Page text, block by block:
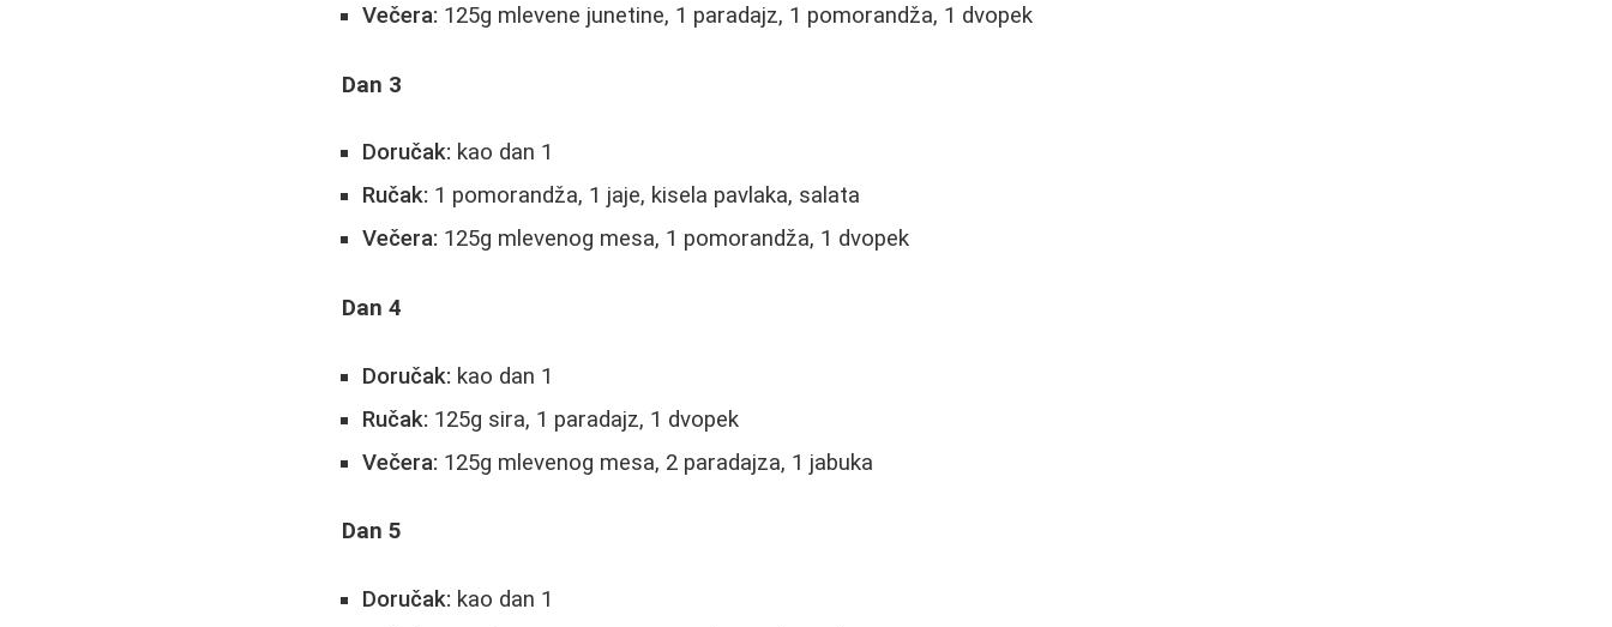
Večera: 125g mlevene junetine, 1 paradajz, 1 pomorandža, 1 dvopek
Dan 3
Doručak: kao dan 1
Ručak: 1 pomorandža, 1 jaje, kisela pavlaka, salata
Večera: 125g mlevenog mesa, 1 pomorandža, 1 dvopek
Dan 4
Doručak: kao dan 1
Ručak: 125g sira, 1 paradajz, 1 dvopek
Večera: 125g mlevenog mesa, 2 paradajza, 1 jabuka
Dan 5
Doručak: kao dan 1